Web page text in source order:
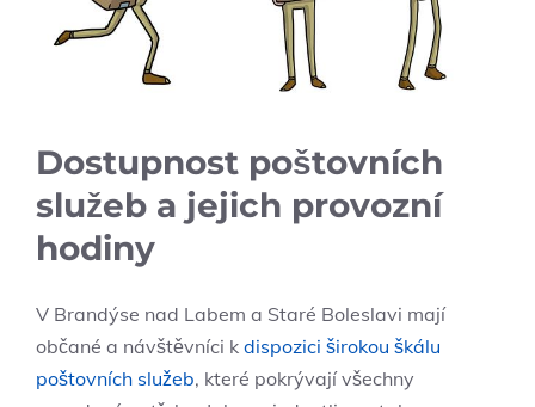
Dostupnost poštovních
služeb a jejich provozní
hodiny
V Brandýse nad Labem a Staré Boleslavi mají
občané a návštěvníci k dispozici širokou škálu
poštovních služeb, které pokrývají všechny